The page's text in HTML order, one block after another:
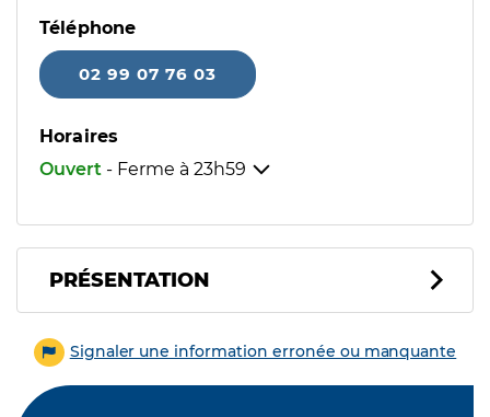
Téléphone
02 99 07 76 03
Horaires
Ouvert - Ferme à 23h59
PRÉSENTATION
Signaler une information erronée ou manquante